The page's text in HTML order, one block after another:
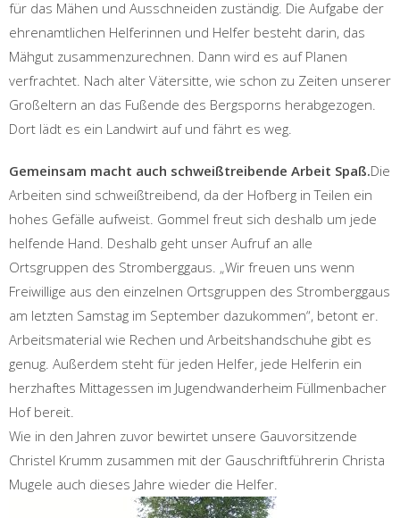
für das Mähen und Ausschneiden zuständig. Die Aufgabe der
ehrenamtlichen Helferinnen und Helfer besteht darin, das
Mähgut zusammenzurechnen. Dann wird es auf Planen
verfrachtet. Nach alter Vätersitte, wie schon zu Zeiten unserer
Großeltern an das Fußende des Bergsporns herabgezogen.
Dort lädt es ein Landwirt auf und fährt es weg.
Gemeinsam macht auch schweißtreibende Arbeit Spaß.Die
Arbeiten sind schweißtreibend, da der Hofberg in Teilen ein
hohes Gefälle aufweist. Gommel freut sich deshalb um jede
helfende Hand. Deshalb geht unser Aufruf an alle
Ortsgruppen des Stromberggaus. „Wir freuen uns wenn
Freiwillige aus den einzelnen Ortsgruppen des Stromberggaus
am letzten Samstag im September dazukommen“, betont er.
Arbeitsmaterial wie Rechen und Arbeitshandschuhe gibt es
genug. Außerdem steht für jeden Helfer, jede Helferin ein
herzhaftes Mittagessen im Jugendwanderheim Füllmenbacher
Hof bereit.
Wie in den Jahren zuvor bewirtet unsere Gauvorsitzende
Christel Krumm zusammen mit der Gauschriftführerin Christa
Mugele auch dieses Jahre wieder die Helfer.